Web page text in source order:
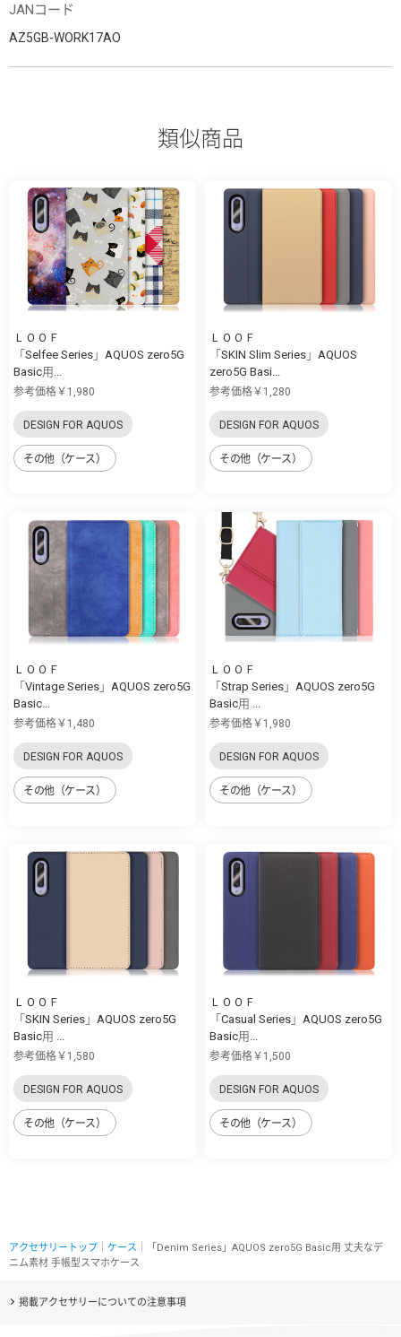
JANコード
AZ5GB-WORK17AO
類似商品
ＬＯＯＦ
「Selfee Series」AQUOS zero5G
Basic用...
参考価格￥1,980
DESIGN FOR AQUOS
その他（ケース）
ＬＯＯＦ
「SKIN Slim Series」AQUOS
zero5G Basi...
参考価格￥1,280
DESIGN FOR AQUOS
その他（ケース）
ＬＯＯＦ
「Vintage Series」AQUOS zero5G
Basic...
参考価格￥1,480
DESIGN FOR AQUOS
その他（ケース）
ＬＯＯＦ
「Strap Series」AQUOS zero5G
Basic用 ...
参考価格￥1,980
DESIGN FOR AQUOS
その他（ケース）
ＬＯＯＦ
「SKIN Series」AQUOS zero5G
Basic用 ...
参考価格￥1,580
DESIGN FOR AQUOS
その他（ケース）
ＬＯＯＦ
「Casual Series」AQUOS zero5G
Basic用...
参考価格￥1,500
DESIGN FOR AQUOS
その他（ケース）
アクセサリートップ ケース ｜「Denim Series」AQUOS zero5G Basic用 丈夫なデ
ニム素材 手帳型スマホケース
掲載アクセサリーについての注意事項